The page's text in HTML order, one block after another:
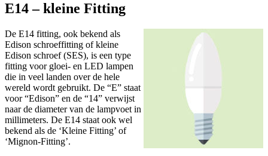
E14 – kleine Fitting
De E14 fitting, ook bekend als
Edison schroeffitting of kleine
Edison schroef (SES), is een type
fitting voor gloei- en LED lampen
die in veel landen over de hele
wereld wordt gebruikt. De “E” staat
voor “Edison” en de “14” verwijst
naar de diameter van de lampvoet in
millimeters. De E14 staat ook wel
bekend als de ‘Kleine Fitting’ of
‘Mignon-Fitting’.